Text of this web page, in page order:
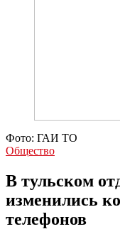
Фото: ГАИ ТО
Общество
В тульском
изменились
телефонов